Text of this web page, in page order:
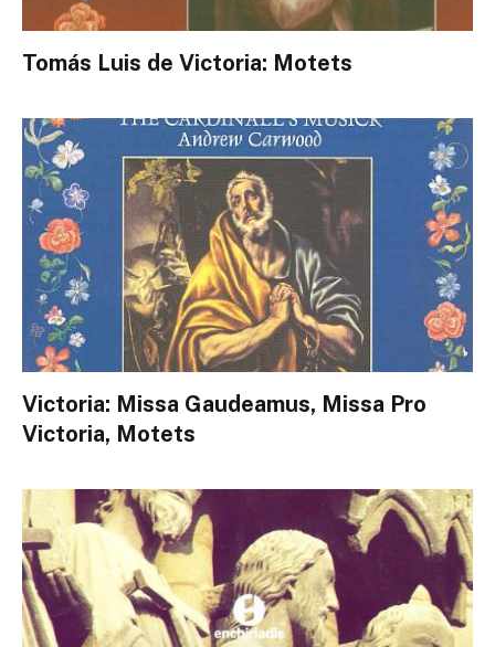
Tomás Luis de Victoria: Motets
Victoria: Missa Gaudeamus, Missa Pro
Victoria, Motets